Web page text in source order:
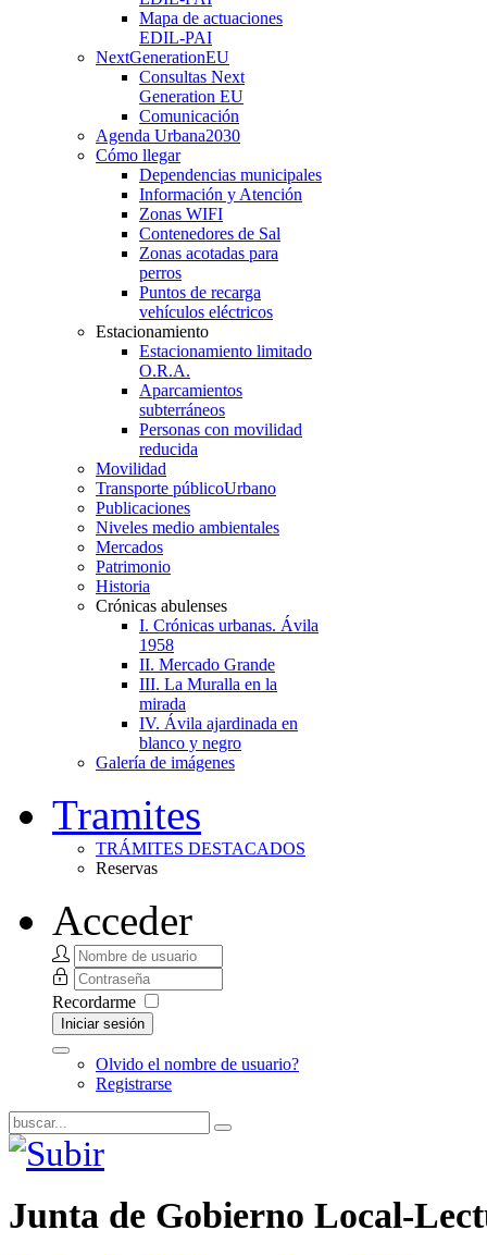
Mapa de actuaciones
EDIL-PAI
NextGenerationEU
Consultas Next
Generation EU
Comunicación
Agenda Urbana2030
Cómo llegar
Dependencias municipales
Información y Atención
Zonas WIFI
Contenedores de Sal
Zonas acotadas para
perros
Puntos de recarga
vehículos eléctricos
Estacionamiento
Estacionamiento limitado
O.R.A.
Aparcamientos
subterráneos
Personas con movilidad
reducida
Movilidad
Transporte públicoUrbano
Publicaciones
Niveles medio ambientales
Mercados
Patrimonio
Historia
Crónicas abulenses
I. Crónicas urbanas. Ávila
1958
II. Mercado Grande
III. La Muralla en la
mirada
IV. Ávila ajardinada en
blanco y negro
Galería de imágenes
Tramites
TRÁMITES DESTACADOS
Reservas
Acceder
Recordarme
Iniciar sesión
Olvido el nombre de usuario?
Registrarse
Junta de Gobierno Local-